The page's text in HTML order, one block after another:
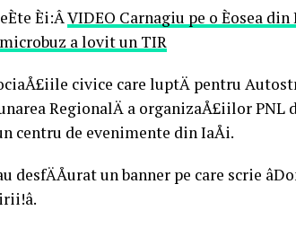
Èi:ÂVIDEO Carnagiu pe o Èosea din
a lovit un TIR
civice care luptÄ pentru
RegionalÄ a organizaÅ£iilor PNL
centru de evenimente din IaÅi.
desfÄÅurat un banner pe care scrie